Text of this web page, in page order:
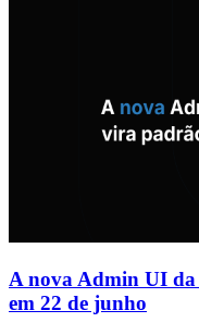
A nova Admin UI da
em 22 de junho